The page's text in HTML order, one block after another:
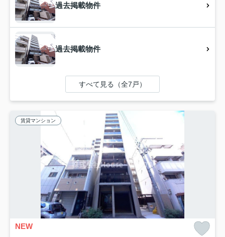
過去掲載物件
過去掲載物件
すべて見る（全7戸）
賃貸マンション
NEW